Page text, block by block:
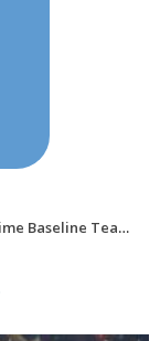
Abell 2255 nel radio più profondo di sempre: nuova mappa del campo magnetico di un ammasso di galassie